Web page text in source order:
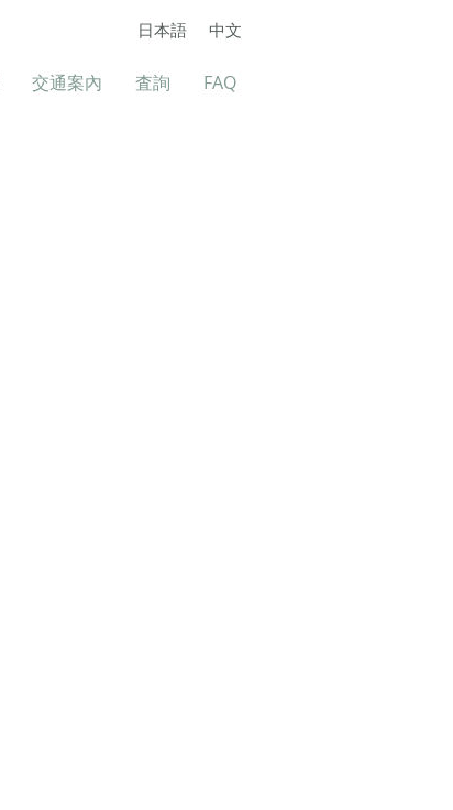
日本語 中文
交通案內 査詢 FAQ